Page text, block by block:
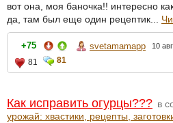
вот она, моя баночка!! интересно
да, там был еще один рецептик...
+75 svetamamapp 10
81
81
Как исправить огурцы??? в
урожай: хвастики, рецепты,